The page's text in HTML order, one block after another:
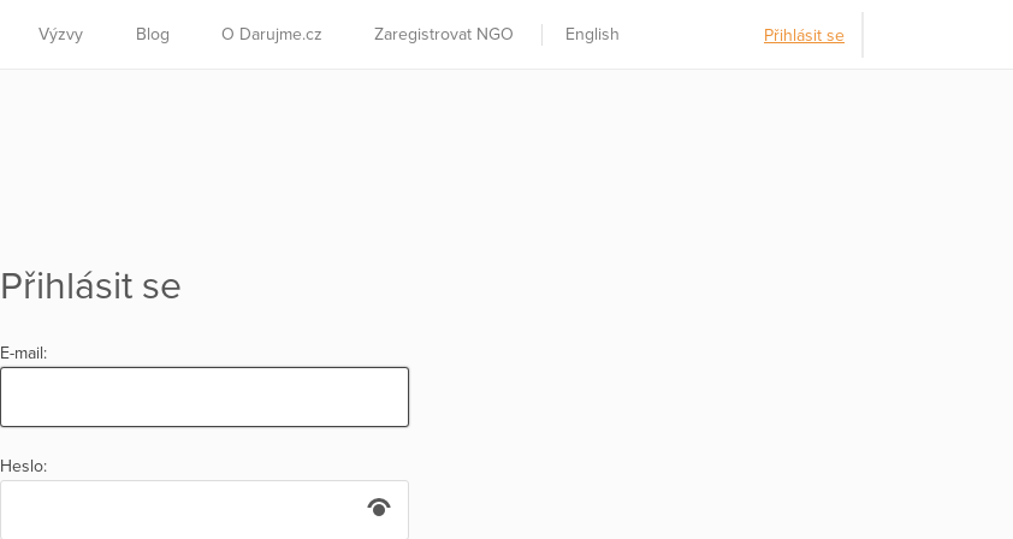
Výzvy Blog O Darujme.cz Zaregistrovat NGO English Přihlásit se
Přihlásit se
E-mail:
Heslo: